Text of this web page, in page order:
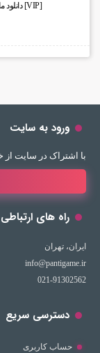
[VIP] دانلود ماد دوج چارجر آتش نشانی برای فایوام
ورود به سایت
با اشتراک در سایت از
راه های ارتباطی
ایران، تهران
info@pantigame.ir
021-91302562
دسترسی سریع
حساب کاربری